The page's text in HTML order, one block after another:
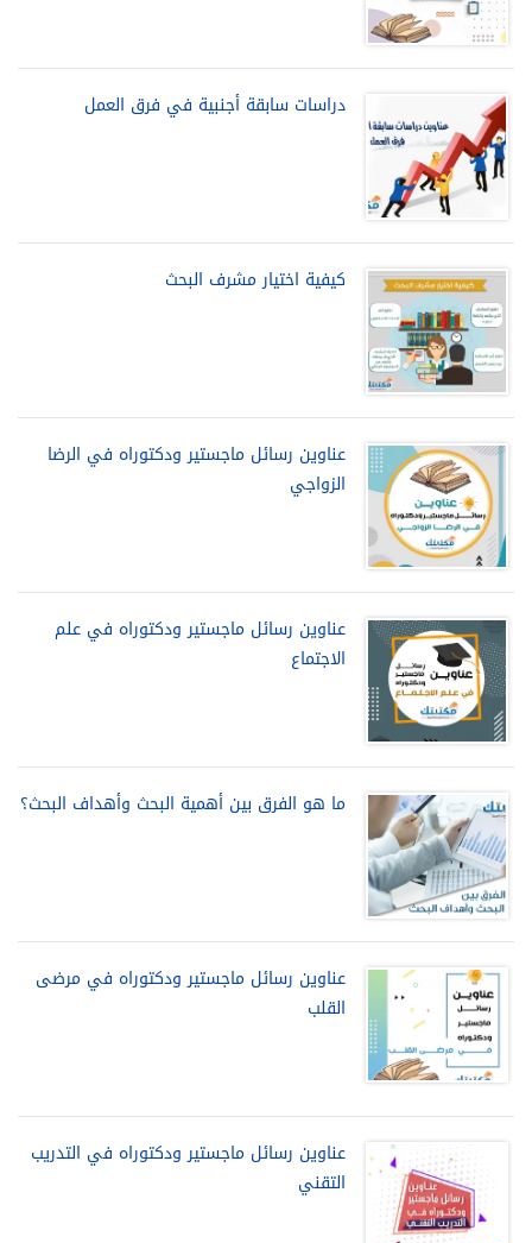
دراسات سابقة أجنبية في فرق العمل
كيفية اختيار مشرف البحث
عناوين رسائل ماجستير ودكتوراه في الرضا
الزواجي
عناوين رسائل ماجستير ودكتوراه في علم
الاجتماع
ما هو الفرق بين أهمية البحث وأهداف البحث؟
عناوين رسائل ماجستير ودكتوراه في مرضى
القلب
عناوين رسائل ماجستير ودكتوراه في التدريب
التقني